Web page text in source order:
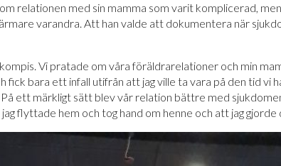
relationen med sin mamma som varit komplicerad,
varandra. Att han valde att dokumentera när
Vi pratade om våra föräldrarelationer och min
fick bara ett infall utifrån att jag ville ta vara på den tid vi
ett märkligt sätt blev vår relation bättre med
flyttade hem och tog hand om henne och att jag